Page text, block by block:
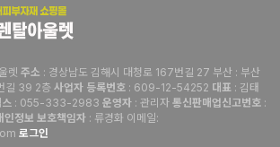
렛 주소 : 경상남도 김해시 대청로 167번길 27 부산 : 부산
길 39 2층 사업자 등록번호 : 609-12-54252 대표 : 김태
: 055-333-2983 운영자 : 관리자 통신판매업신고번호 :
인정보 보호책임자 : 류경화 이메일:
로그인